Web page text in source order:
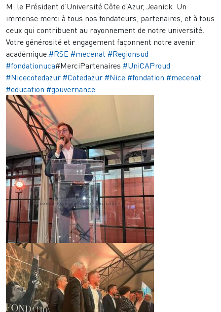
M. le Président d’Université Côte d’Azur, Jeanick. Un
immense merci à tous nos fondateurs, partenaires, et à tous
ceux qui contribuent au rayonnement de notre université.
Votre générosité et engagement façonnent notre avenir
académique. #RSE #mecenat #Regionsud
#fondationuca#MerciPartenaires #UniCAProud
#Nicecotedazur #Cotedazur #Nice #fondation #mecenat
#education #gouvernance